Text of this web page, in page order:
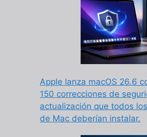
Apple lanza macOS 26.6
150 correcciones de
actualización que todos
de Mac deberían instalar.